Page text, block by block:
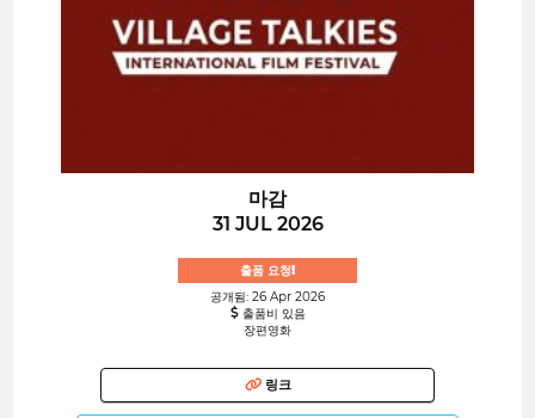
마감
31 JUL 2026
출품 요청!
공개됨: 26 Apr 2026
출품비 있음
장편영화
링크